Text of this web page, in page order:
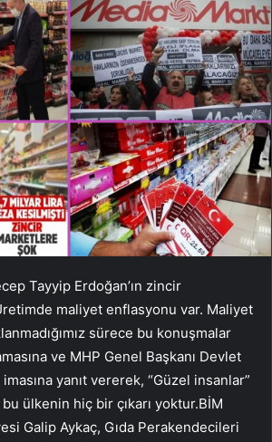
Tayyip Erdoğan’ın zincir
maliyet enflasyonu var. Maliyet
sürece bu konuşmalar
ve MHP Genel Başkanı Devlet
imasına yanıt vererek, “Güzel insanlar”
ülkenin hiç bir çıkarı yoktur.BİM
Galip Aykaç, Gıda Perakendecileri